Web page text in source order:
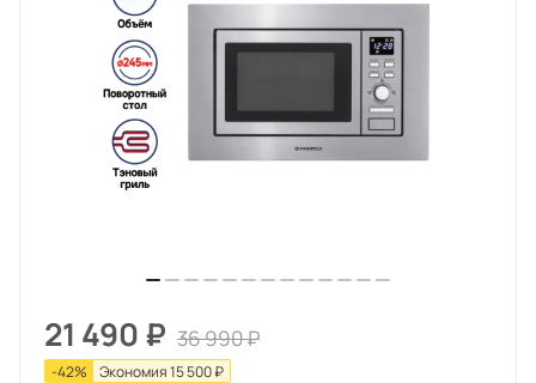
21 490₽ 36 990₽
-42% Экономия15 500₽